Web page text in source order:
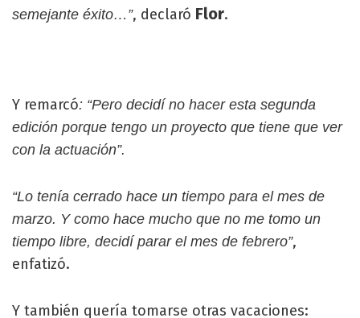
semejante éxito…”, declaró Flor.
Y remarcó: “Pero decidí no hacer esta segunda
edición porque tengo un proyecto que tiene que ver
con la actuación”.
“Lo tenía cerrado hace un tiempo para el mes de
marzo. Y como hace mucho que no me tomo un
tiempo libre, decidí parar el mes de febrero”,
enfatizó.
Y también quería tomarse otras vacaciones: